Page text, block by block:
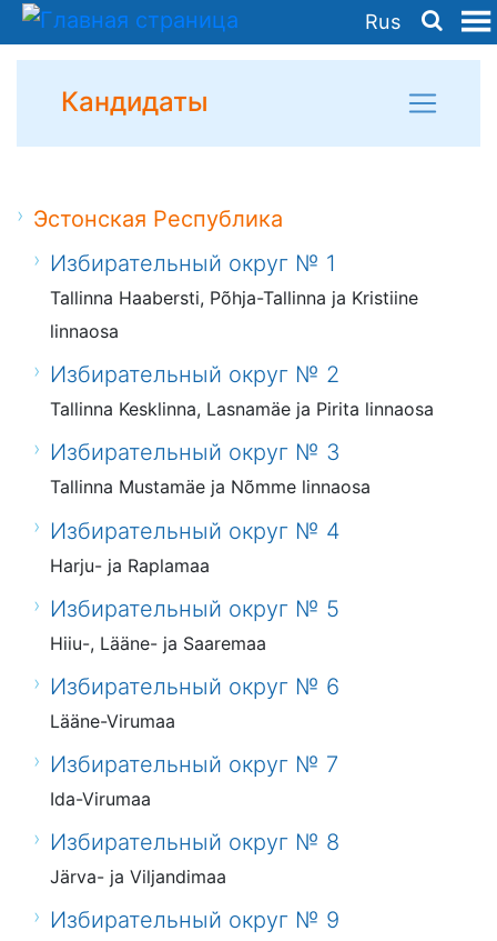
Rus
Кандидаты
Эстонская Республика
Избирательный округ № 1
Tallinna Haabersti, Põhja-Tallinna ja Kristiine
linnaosa
Избирательный округ № 2
Tallinna Kesklinna, Lasnamäe ja Pirita linnaosa
Избирательный округ № 3
Tallinna Mustamäe ja Nõmme linnaosa
Избирательный округ № 4
Harju- ja Raplamaa
Избирательный округ № 5
Hiiu-, Lääne- ja Saaremaa
Избирательный округ № 6
Lääne-Virumaa
Избирательный округ № 7
Ida-Virumaa
Избирательный округ № 8
Järva- ja Viljandimaa
Избирательный округ № 9